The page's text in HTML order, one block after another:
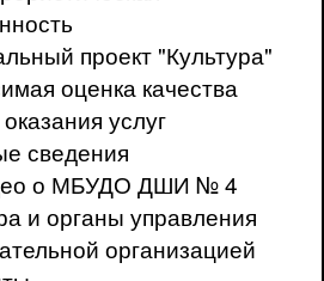
проект "Культура"
оценка качества
услуг
сведения
о МБУДО ДШИ № 4
и органы управления
организацией